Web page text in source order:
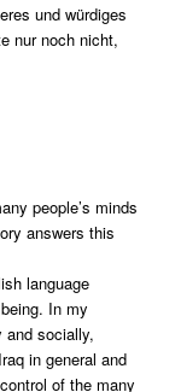
und würdiges
nur noch nicht,
people’s minds
answers this
language
In my
socially,
in general and
of the many